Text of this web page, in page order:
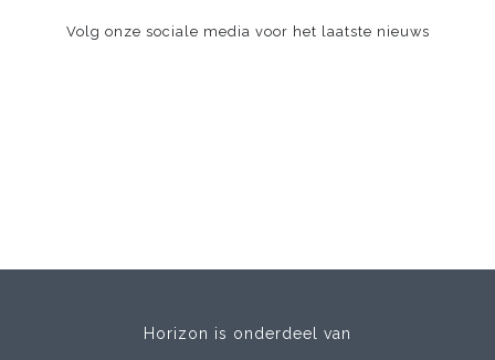
Volg onze sociale media voor het laatste nieuws
Horizon is onderdeel van